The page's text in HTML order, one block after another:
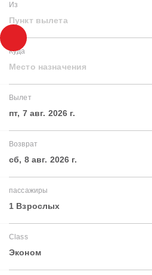
Из
Пункт вылета
Куда
Место назначения
Вылет
пт, 7 авг. 2026 г.
Возврат
сб, 8 авг. 2026 г.
пассажиры
1 Взрослых
Class
Эконом